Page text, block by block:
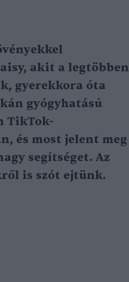
akit a legtöbben
gyerekkora óta
gyógyhatású
TikTok-
és most jelent meg
segítséget. Az
is szót ejtünk.